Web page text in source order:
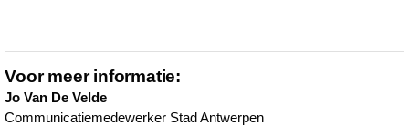
Voor meer informatie:
Jo Van De Velde
Communicatiemedewerker Stad Antwerpen